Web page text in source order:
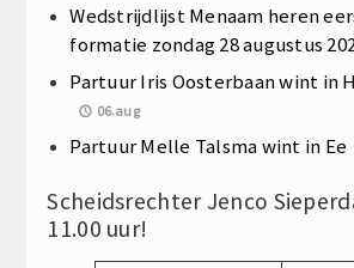
Wedstrijdlijst Menaam heren
formatie zondag 28 augustus
Partuur Iris Oosterbaan wint in
06.aug
Partuur Melle Talsma wint in Ee
Scheidsrechter Jenco
11.00 uur!